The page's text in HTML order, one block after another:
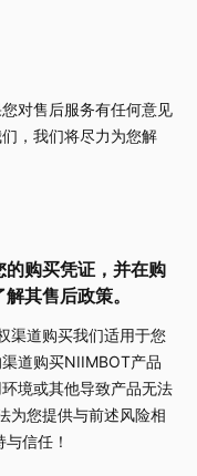
对售后服务有任何意见
，我们将尽力为您解
购买凭证，并在购
其售后政策。
渠道购买我们适用于您
道购买NIIMBOT产品
境或其他导致产品无法
为您提供与前述风险相
信任！